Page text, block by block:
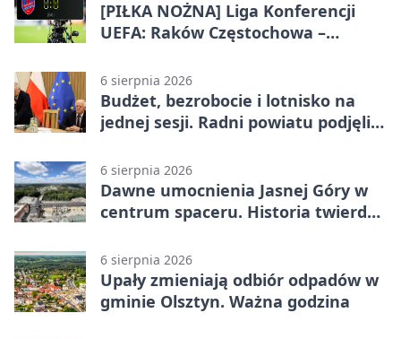
[PIŁKA NOŻNA] Liga Konferencji
UEFA: Raków Częstochowa –
meczu III rundy eliminacji
6 sierpnia 2026
Budżet, bezrobocie i lotnisko na
jednej sesji. Radni powiatu podjęli
6 sierpnia 2026
Dawne umocnienia Jasnej Góry w
centrum spaceru. Historia twierdzy
6 sierpnia 2026
Upały zmieniają odbiór odpadów w
gminie Olsztyn. Ważna godzina